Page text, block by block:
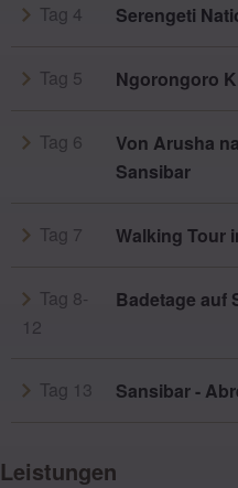
Tag 4 Serengeti
Tag 5 Ngorongoro
Tag 6 Von Arusha
Sansibar
Tag 7 Walking Tour
Tag 8-
12
Badetage auf
Tag 13 Sansibar -
Leistungen